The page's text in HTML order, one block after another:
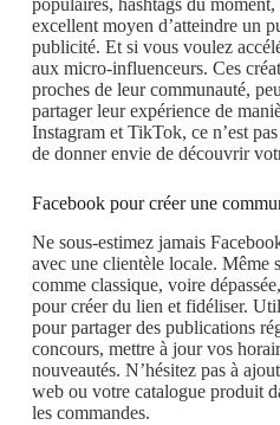
populaires, hashtags du moment,
excellent moyen d’atteindre un
publicité. Et si vous voulez
aux micro-influenceurs. Ces
proches de leur communauté,
partager leur expérience de
Instagram et TikTok, ce n’est
de donner envie de découvrir
Facebook pour créer une
Ne sous-estimez jamais
avec une clientèle locale. Même
comme classique, voire
pour créer du lien et fidéliser.
pour partager des publications
concours, mettre à jour vos
nouveautés. N’hésitez pas à
web ou votre catalogue produit
les commandes.